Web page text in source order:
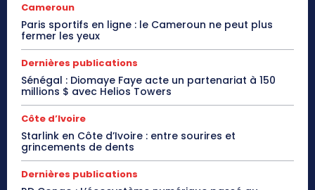
Cameroun
Paris sportifs en ligne : le Cameroun ne peut plus
fermer les yeux
Dernières publications
Sénégal : Diomaye Faye acte un partenariat à 150
millions $ avec Helios Towers
Côte d’Ivoire
Starlink en Côte d’Ivoire : entre sourires et
grincements de dents
Dernières publications